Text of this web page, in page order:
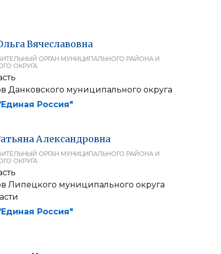
Вячеславовна
ОРГАН МУНИЦИПАЛЬНОГО РАЙОНА И
ОКРУГА
Данковского муниципального округа
Россия"
Александровна
ОРГАН МУНИЦИПАЛЬНОГО РАЙОНА И
ОКРУГА
Липецкого муниципального округа
Россия"